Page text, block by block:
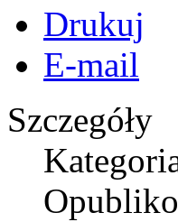
Drukuj
E-mail
Szczegóły